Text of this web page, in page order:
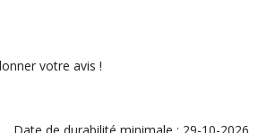
votre avis !